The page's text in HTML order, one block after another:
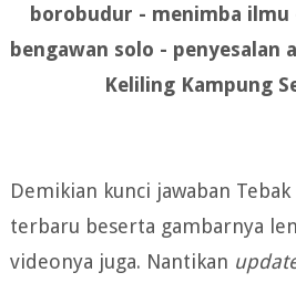
borobudur - menimba ilmu
bengawan solo - penyesalan
Keliling Kampung
Demikian kunci jawaban
terbaru beserta gambarnya
videonya juga. Nantikan